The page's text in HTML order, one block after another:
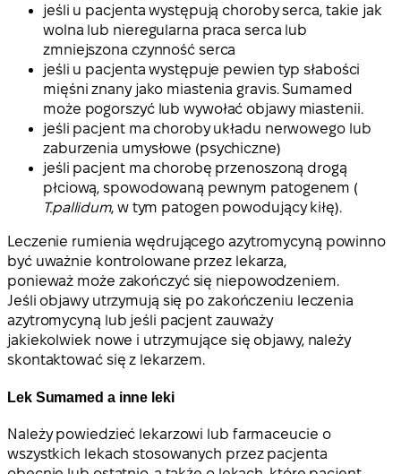
jeśli u pacjenta występują choroby serca, takie jak
wolna lub nieregularna praca serca lub
zmniejszona czynność serca
jeśli u pacjenta występuje pewien typ słabości
mięśni znany jako miastenia gravis. Sumamed
może pogorszyć lub wywołać objawy miastenii.
jeśli pacjent ma choroby układu nerwowego lub
zaburzenia umysłowe (psychiczne)
jeśli pacjent ma chorobę przenoszoną drogą
płciową, spowodowaną pewnym patogenem (
T.pallidum, w tym patogen powodujący kiłę).
Leczenie rumienia wędrującego azytromycyną powinno
być uważnie kontrolowane przez lekarza,
ponieważ może zakończyć się niepowodzeniem.
Jeśli objawy utrzymują się po zakończeniu leczenia
azytromycyną lub jeśli pacjent zauważy
jakiekolwiek nowe i utrzymujące się objawy, należy
skontaktować się z lekarzem.
Lek Sumamed a inne leki
Należy powiedzieć lekarzowi lub farmaceucie o
wszystkich lekach stosowanych przez pacjenta